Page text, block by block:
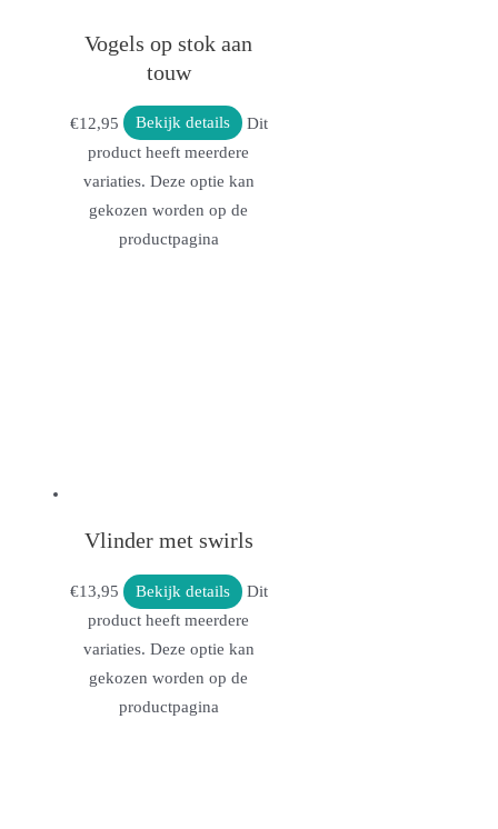
Vogels op stok aan
touw
€12,95 Bekijk details
Dit
product heeft meerdere
variaties. Deze optie kan
gekozen worden op de
productpagina
Vlinder met swirls
€13,95 Bekijk details
Dit
product heeft meerdere
variaties. Deze optie kan
gekozen worden op de
productpagina